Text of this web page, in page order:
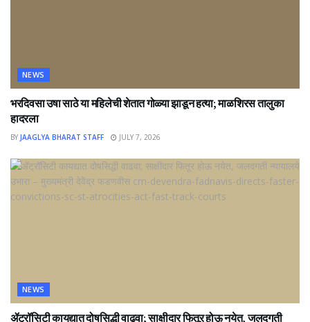
NEWS
भरदिवसा उषा साठे या महिलेची शेतात गोळ्या झाडून हत्या; माळशिरस तालुका
हादरला
BY JAAGLYA BHARAT STAFF JULY 7, 2026
NEWS
ॲट्रॉसिटी कायद्यात दोषसिद्धी वाढवा; साक्षीदार फितूर होऊ नयेत, जलदगती